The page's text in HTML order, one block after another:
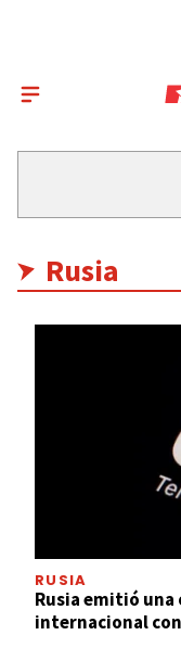
Rusia
RUSIA
Rusia emitió una
internacional